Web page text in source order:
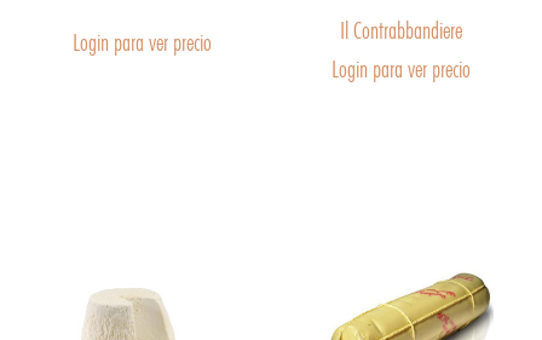
Login para ver precio
Il Contrabbandiere
Login para ver precio